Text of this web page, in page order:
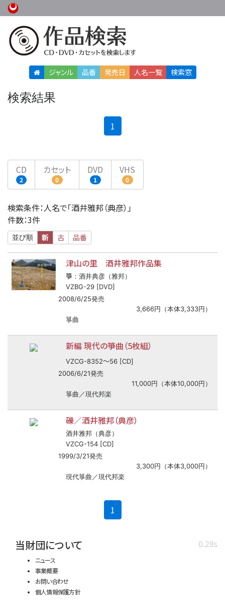
ジャンル 品番 発売日 人名一覧 検索窓
検索結果
1
CD
2
カセット
0
DVD
1
VHS
0
検索条件：人名で「酒井雅邦（典彦）」
件数：3件
並び順 新 古 品番
津山の里 酒井雅邦作品集
箏 ：酒井典彦（雅邦）
VZBG-29 [DVD]
2008/6/25発売
3,666円（本体3,333円）
箏曲
新編 現代の箏曲（5枚組）
VZCG-8352〜56 [CD]
2006/6/21発売
11,000円（本体10,000円）
箏曲／現代邦楽
礫／酒井雅邦（典彦）
酒井雅邦（典彦）
VZCG-154 [CD]
1999/3/21発売
3,300円（本体3,000円）
現代箏曲／現代邦楽
1
0.28s
当財団について
ニュース
事業概要
お問い合わせ
個人情報保護方針